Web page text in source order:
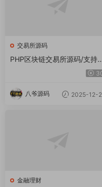
交易所源码
PHP区块链交易所源码/支持元
宇宙 锁仓挖矿、币币、法币
八爷源码 2025-12-
金融理财